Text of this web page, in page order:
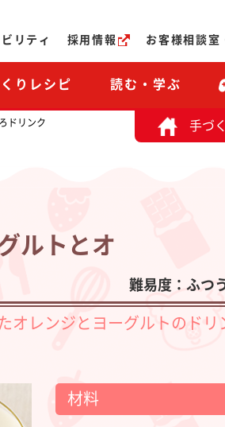
リティ 採用情報 お客様相談室
りレシピ 読む・学ぶ
ドリンク 手づ
ルトとオ
難易度：ふつ
オレンジとヨーグルトのドリ
材料